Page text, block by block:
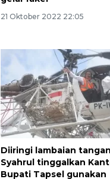
21 Oktober 2022 22:05
Diiringi lambaian
Syahrul tinggalkan
Bupati Tapsel gunakan